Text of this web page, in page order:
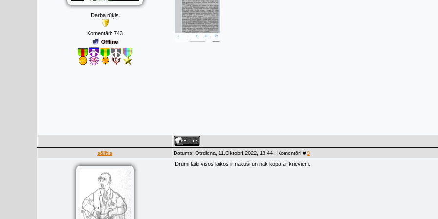
Darba rūķis
Komentāri: 743
sālītis Datums: Otrdiena, 11.Oktobrī.2022, 18:44 | Komentāri # 9
Drūmi laiki visos laikos ir nākuši un nāk kopā ar krieviem.